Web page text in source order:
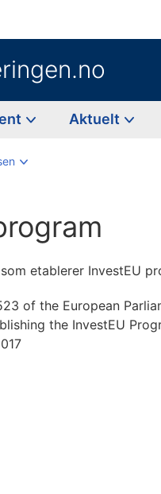
Aktuelt
etablerer InvestEU
of the European
the InvestEU